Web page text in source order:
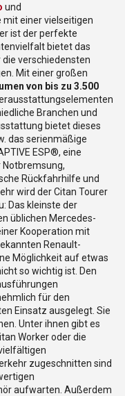
und
einer vielseitigen
ist der perfekte
bietet das
verschiedensten
Mit einer großen
von bis zu 3.500
Branchen und
bietet dieses
das serienmäßige
ESP®, eine
Rückfahrhilfe und
wird der Citan Tourer
Das kleinste der
üblichen Mercedes-
Kooperation mit
Renault-
Möglichkeit auf etwas
so wichtig ist. Den
für den
Einsatz ausgelegt. Sie
Unter ihnen gibt es
Worker oder die
zugeschnitten sind
aufwarten. Außerdem